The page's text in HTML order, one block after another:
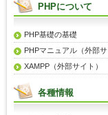
PHPについて
PHP基礎の基礎
PHPマニュアル（外部サ
XAMPP（外部サイト）
各種情報